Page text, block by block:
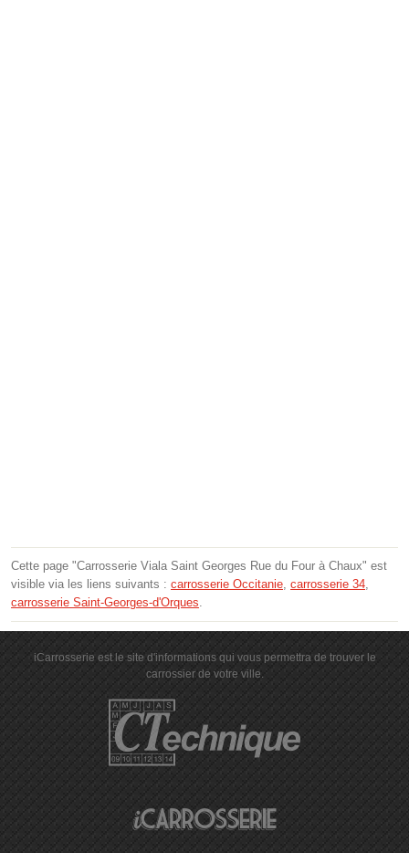
Cette page "Carrosserie Viala Saint Georges Rue du Four à Chaux" est
visible via les liens suivants : carrosserie Occitanie carrosserie 34
carrosserie Saint-Georges-d'Orques
iCarrosserie est le site d'informations qui vous permettra de trouver le
carrossier de votre ville.